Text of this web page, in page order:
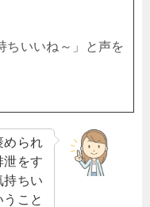
ちいいね～」と声を
められ
泄をす
持ちい
こと